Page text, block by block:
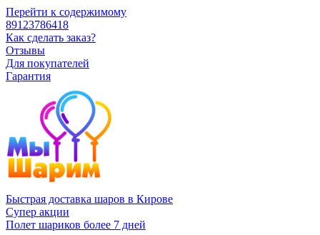
Перейти к содержимому
89123786418
Как сделать заказ?
Отзывы
Для покупателей
Гарантия
Быстрая доставка шаров в Кирове
Супер акции
Полет шариков более 7 дней